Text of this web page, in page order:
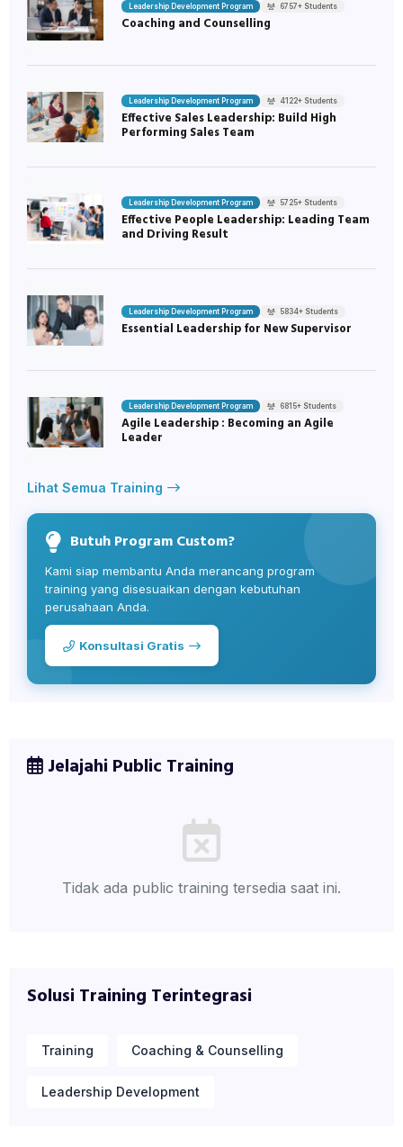
Leadership Development Program 6757+ Students
Coaching and Counselling
Leadership Development Program 4122+ Students
Effective Sales Leadership: Build High
Performing Sales Team
Leadership Development Program 5725+ Students
Effective People Leadership: Leading Team
and Driving Result
Leadership Development Program 5834+ Students
Essential Leadership for New Supervisor
Leadership Development Program 6815+ Students
Agile Leadership : Becoming an Agile
Leader
Lihat Semua Training
Butuh Program Custom?
Kami siap membantu Anda merancang program
training yang disesuaikan dengan kebutuhan
perusahaan Anda.
Konsultasi Gratis
Jelajahi Public Training
Tidak ada public training tersedia saat ini.
Solusi Training Terintegrasi
Training Coaching & Counselling
Leadership Development